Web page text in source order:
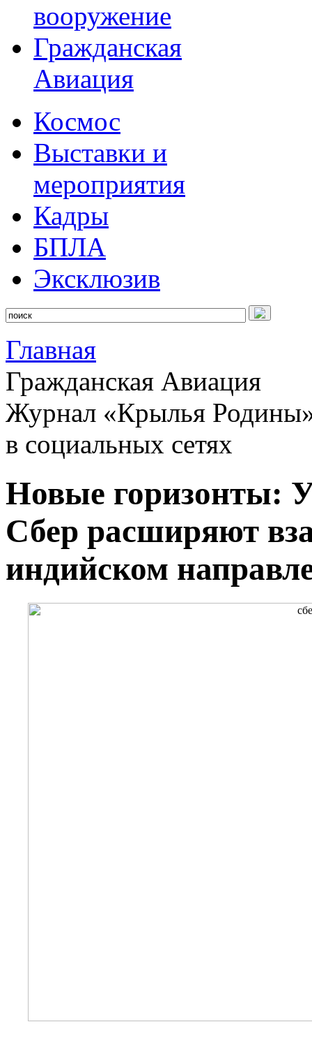
вооружение
Гражданская
Авиация
Космос
Выставки и
мероприятия
Кадры
БПЛА
Эксклюзив
Главная
Гражданская Авиация
Журнал «Крылья
в социальных сетях
Новые горизонты:
Сбер расширяют
индийском